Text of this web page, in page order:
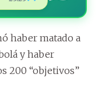
haber matado a
y haber
200 “objetivos”